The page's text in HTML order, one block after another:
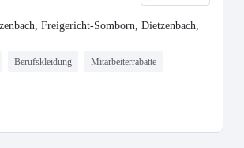
Freigericht-Somborn, Dietzenbach,
Berufskleidung Mitarbeiterrabatte